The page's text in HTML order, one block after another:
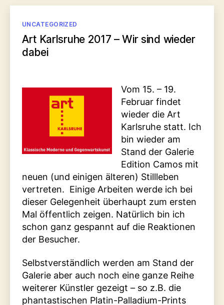
Kategorien
UNCATEGORIZED
Art Karlsruhe 2017 – Wir sind wieder
dabei
Vom 15. – 19.
Februar findet
wieder die Art
Karlsruhe statt. Ich
bin wieder am
Stand der Galerie
Edition Camos mit
neuen (und einigen älteren) Stillleben
vertreten. Einige Arbeiten werde ich bei
dieser Gelegenheit überhaupt zum ersten
Mal öffentlich zeigen. Natürlich bin ich
schon ganz gespannt auf die Reaktionen
der Besucher.
Selbstverständlich werden am Stand der
Galerie aber auch noch eine ganze Reihe
weiterer Künstler gezeigt – so z.B. die
phantastischen Platin-Palladium-Prints